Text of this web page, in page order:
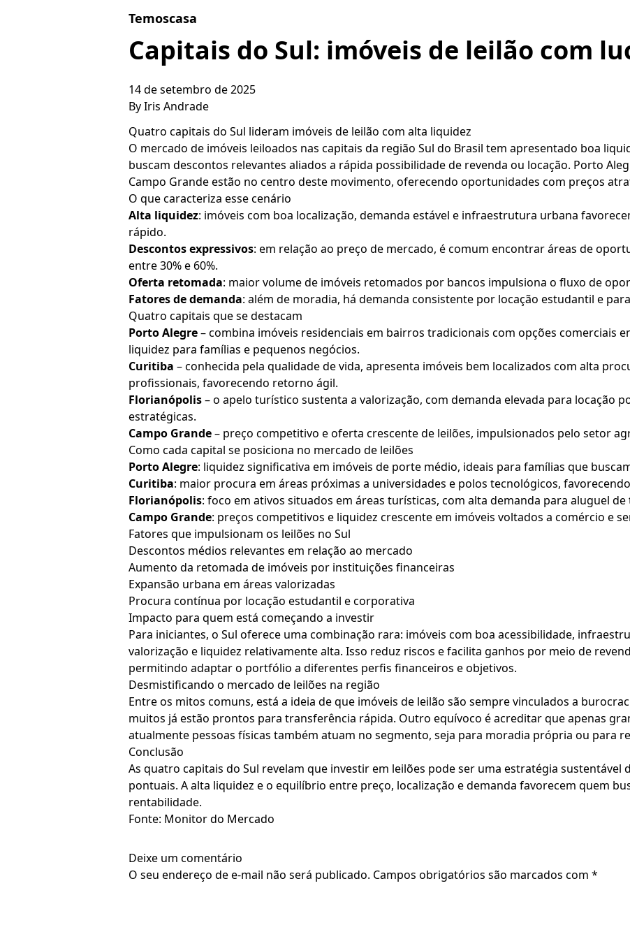
Temoscasa
Capitais do Sul: imóveis de leilão com
14 de setembro de 2025
ByIris Andrade
Quatro capitais do Sul lideram imóveis de leilão com alta liquidez
O mercado de imóveis leiloados nas capitais da região Sul do Brasil tem apresentado boa
buscam descontos relevantes aliados a rápida possibilidade de revenda ou locação. Porto
Campo Grande estão no centro deste movimento, oferecendo oportunidades com preços
O que caracteriza esse cenário
Alta liquidez: imóveis com boa localização, demanda estável e infraestrutura urbana
rápido.
Descontos expressivos: em relação ao preço de mercado, é comum encontrar áreas de
entre 30% e 60%.
Oferta retomada: maior volume de imóveis retomados por bancos impulsiona o fluxo de
Fatores de demanda: além de moradia, há demanda consistente por locação estudantil e
Quatro capitais que se destacam
Porto Alegre– combina imóveis residenciais em bairros tradicionais com opções comerciais
liquidez para famílias e pequenos negócios.
Curitiba – conhecida pela qualidade de vida, apresenta imóveis bem localizados com alta
profissionais, favorecendo retorno ágil.
Florianópolis– o apelo turístico sustenta a valorização, com demanda elevada para locação
estratégicas.
Campo Grande– preço competitivo e oferta crescente de leilões, impulsionados pelo setor
Como cada capital se posiciona no mercado de leilões
Porto Alegre: liquidez significativa em imóveis de porte médio, ideais para famílias que
Curitiba: maior procura em áreas próximas a universidades e polos tecnológicos,
Florianópolis: foco em ativos situados em áreas turísticas, com alta demanda para aluguel
Campo Grande: preços competitivos e liquidez crescente em imóveis voltados a comércio e
Fatores que impulsionam os leilões no Sul
Descontos médios relevantes em relação ao mercado
Aumento da retomada de imóveis por instituições financeiras
Expansão urbana em áreas valorizadas
Procura contínua por locação estudantil e corporativa
Impacto para quem está começando a investir
Para iniciantes, o Sul oferece uma combinação rara: imóveis com boa acessibilidade,
valorização e liquidez relativamente alta. Isso reduz riscos e facilita ganhos por meio de
permitindo adaptar o portfólio a diferentes perfis financeiros e objetivos.
Desmistificando o mercado de leilões na região
Entre os mitos comuns, está a ideia de que imóveis de leilão são sempre vinculados a
muitos já estão prontos para transferência rápida. Outro equívoco é acreditar que apenas
atualmente pessoas físicas também atuam no segmento, seja para moradia própria ou para
Conclusão
As quatro capitais do Sul revelam que investir em leilões pode ser uma estratégia sustentável
pontuais. A alta liquidez e o equilíbrio entre preço, localização e demanda favorecem quem
rentabilidade.
Fonte: Monitor do Mercado
Deixe um comentário
O seu endereço de e-mail não será publicado. Campos obrigatórios são marcados com *